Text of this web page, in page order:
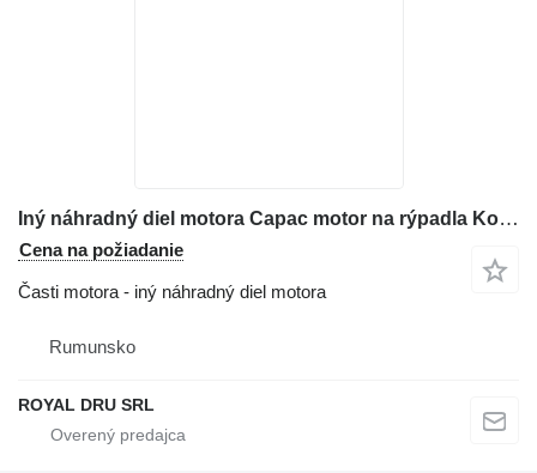
Iný náhradný diel motora Capac motor na rýpadla Komatsu PC210-11
Cena na požiadanie
Časti motora - iný náhradný diel motora
Rumunsko
ROYAL DRU SRL